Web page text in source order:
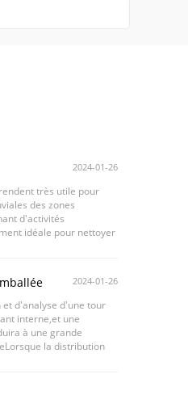
2024-01-26
très utile pour
des zones
d'activités
idéale pour nettoyer
2024-01-26
d'analyse d'une tour
interne,et une
à une grande
la distribution